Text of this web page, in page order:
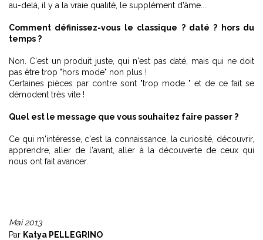
au-delà, il y a la vraie qualité, le supplément d'âme....
Comment définissez-vous le classique ? daté ? hors du
temps ?
Non. C'est un produit juste, qui n'est pas daté, mais qui ne doit
pas être trop "hors mode" non plus !
Certaines pièces par contre sont "trop mode " et de ce fait se
démodent très vite !
Quel est le message que vous souhaitez faire passer ?
Ce qui m'intéresse, c'est la connaissance, la curiosité, découvrir,
apprendre, aller de l'avant, aller à la découverte de ceux qui
nous ont fait avancer.
Mai 2013
Par Katya PELLEGRINO